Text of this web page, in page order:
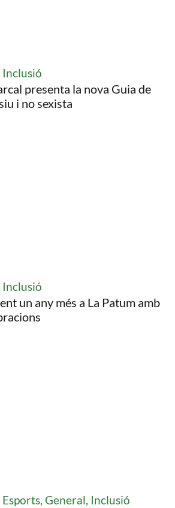
Inclusió
presenta la nova Guia de
i no sexista
Inclusió
un any més a La Patum amb
Esports, General, Inclusió